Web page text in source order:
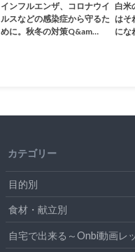
インフルエンザ、コロナウイ
ルスなどの感染症から守るた
めに。秋冬の対策Q&am…
白米
はそ
にな
カテゴリー
目的別
食材・献立別
自宅で出来る～Onbi動画レ